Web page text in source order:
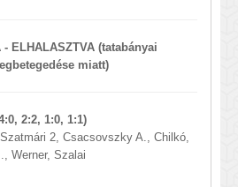
- ELHALASZTVA (tatabányai
miatt)
2:2, 1:0, 1:1)
2, Csacsovszky A., Chilkó,
Werner, Szalai